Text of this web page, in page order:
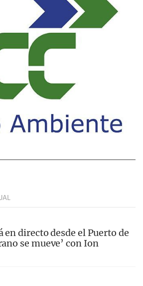
directo desde el Puerto de
se mueve’ con Ion